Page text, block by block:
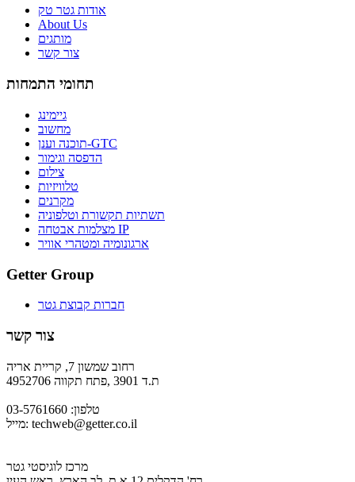
אודות גטר טק
About Us
מותגים
צור קשר
תחומי התמחות
גיימינג
מחשוב
תוכנה וענן-GTC
הדפסה וגימור
צילום
טלוויזיות
מקרנים
תשתיות תקשורת וטלפוניה
מצלמות אבטחה IP
ארגונומיה ומטהרי אוויר
Getter Group
חברות קבוצת גטר
צור קשר
רחוב שמשון 7, קריית אריה
ת.ד 3901 ,פתח תקווה 4952706
טלפון: 03-5761660
מייל: techweb@getter.co.il
מרכז לוגיסטי גטר